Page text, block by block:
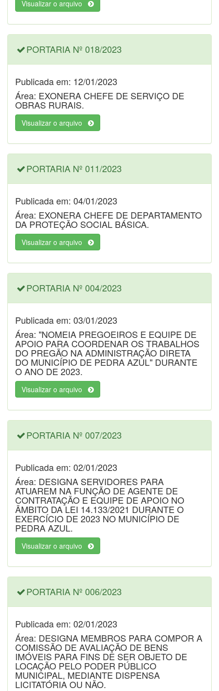
Visualizar o arquivo
PORTARIA Nº 018/2023
Publicada em: 12/01/2023
Área: EXONERA CHEFE DE SERVIÇO DE
OBRAS RURAIS.
Visualizar o arquivo
PORTARIA Nº 011/2023
Publicada em: 04/01/2023
Área: EXONERA CHEFE DE DEPARTAMENTO
DA PROTEÇÃO SOCIAL BÁSICA.
Visualizar o arquivo
PORTARIA Nº 004/2023
Publicada em: 03/01/2023
Área: "NOMEIA PREGOEIROS E EQUIPE DE
APOIO PARA COORDENAR OS TRABALHOS
DO PREGÃO NA ADMINISTRAÇÃO DIRETA
DO MUNICÍPIO DE PEDRA AZUL" DURANTE
O ANO DE 2023.
Visualizar o arquivo
PORTARIA Nº 007/2023
Publicada em: 02/01/2023
Área: DESIGNA SERVIDORES PARA
ATUAREM NA FUNÇÃO DE AGENTE DE
CONTRATAÇÃO E EQUIPE DE APOIO NO
ÂMBITO DA LEI 14.133/2021 DURANTE O
EXERCÍCIO DE 2023 NO MUNICÍPIO DE
PEDRA AZUL.
Visualizar o arquivo
PORTARIA Nº 006/2023
Publicada em: 02/01/2023
Área: DESIGNA MEMBROS PARA COMPOR A
COMISSÃO DE AVALIAÇÃO DE BENS
IMÓVEIS PARA FINS DE SER OBJETO DE
LOCAÇÃO PELO PODER PÚBLICO
MUNICIPAL, MEDIANTE DISPENSA
LICITATÓRIA OU NÃO.